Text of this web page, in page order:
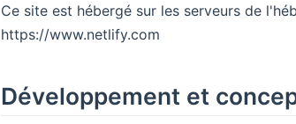
Ce site est hébergé sur les serveurs de
https://www.netlify.com
Développement et